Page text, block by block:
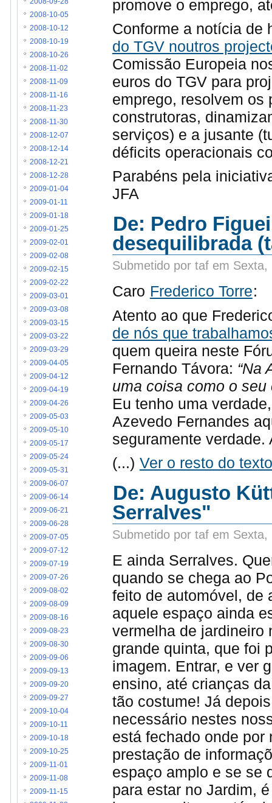
promove o emprego,
Conforme a notícia de
do TGV noutros
Comissão Europeia
euros do TGV para
emprego, resolvem os
construtoras,
serviços) e a jusante
déficits operacionais
Parabéns pela
JFA
De: Pedro
desequilibrada
Submetido por taf em
Caro Frederico Torre:
Atento ao que
de nós que
quem queira neste
Fernando Távora: “Na
uma coisa como o
Eu tenho uma
Azevedo Fernandes
seguramente verdade.
(...) Ver o resto do
De: Augusto
Serralves"
Submetido por taf em
E ainda Serralves.
quando se chega ao
feito de automóvel, de
aquele espaço ainda
vermelha de jardineiro
grande quinta, que foi
imagem. Entrar, e ver
ensino, até crianças
tão costume! Já
necessário nestes
está fechado onde por
prestação de
espaço amplo e se se
para estar no Jardim,
2008-09-28
2008-10-05
2008-10-12
2008-10-19
2008-10-26
2008-11-02
2008-11-09
2008-11-16
2008-11-23
2008-11-30
2008-12-07
2008-12-14
2008-12-21
2008-12-28
2009-01-04
2009-01-11
2009-01-18
2009-01-25
2009-02-01
2009-02-08
2009-02-15
2009-02-22
2009-03-01
2009-03-08
2009-03-15
2009-03-22
2009-03-29
2009-04-05
2009-04-12
2009-04-19
2009-04-26
2009-05-03
2009-05-10
2009-05-17
2009-05-24
2009-05-31
2009-06-07
2009-06-14
2009-06-21
2009-06-28
2009-07-05
2009-07-12
2009-07-19
2009-07-26
2009-08-02
2009-08-09
2009-08-16
2009-08-23
2009-08-30
2009-09-06
2009-09-13
2009-09-20
2009-09-27
2009-10-04
2009-10-11
2009-10-18
2009-10-25
2009-11-01
2009-11-08
2009-11-15